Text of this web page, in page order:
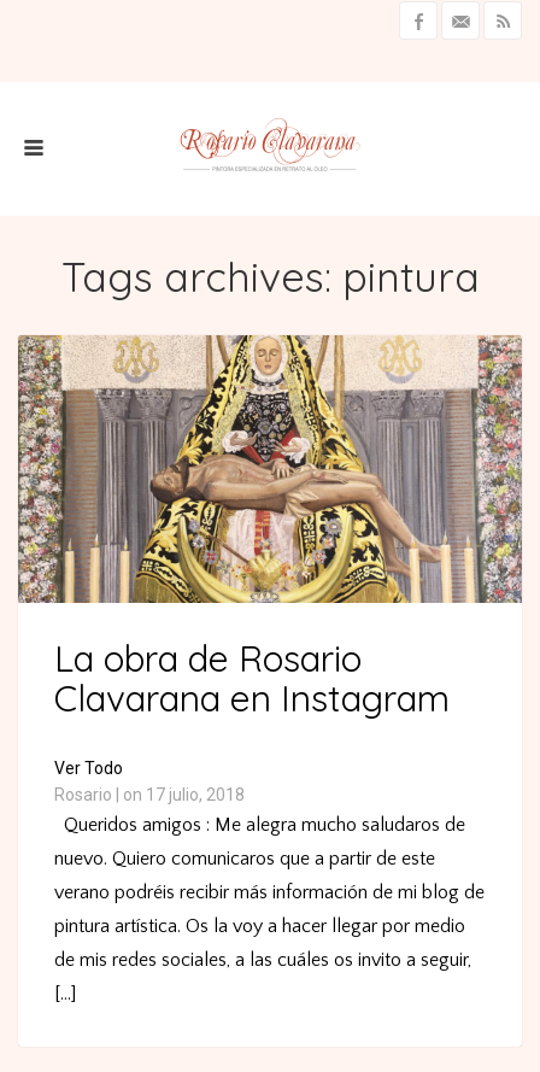
Tags archives: pintura
La obra de Rosario
Clavarana en Instagram
Ver Todo
Rosario | on 17 julio, 2018
Queridos amigos : Me alegra mucho saludaros de
nuevo. Quiero comunicaros que a partir de este
verano podréis recibir más información de mi blog de
pintura artística. Os la voy a hacer llegar por medio
de mis redes sociales, a las cuáles os invito a seguir,
[...]